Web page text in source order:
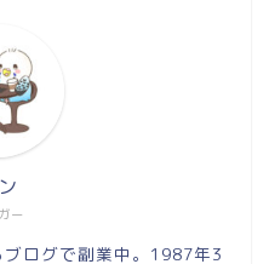
ー
ログで副業中。1987年3